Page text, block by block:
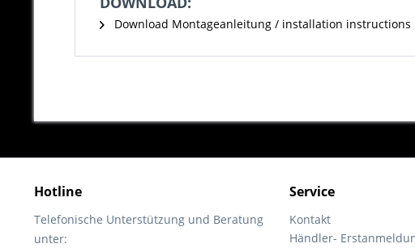
Download Montageanleitung / installation
Hotline
Telefonische Unterstützung und Beratung
unter:
Service
Kontakt
Händler-